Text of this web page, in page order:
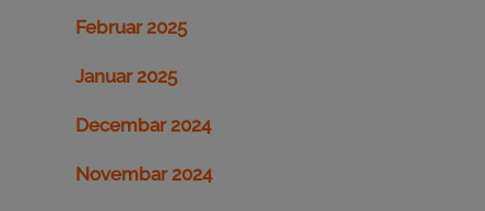
Februar 2025
Januar 2025
Decembar 2024
Novembar 2024